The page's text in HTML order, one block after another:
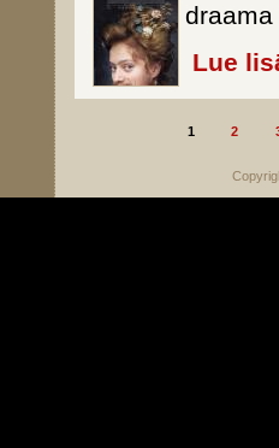
Lue
1 2